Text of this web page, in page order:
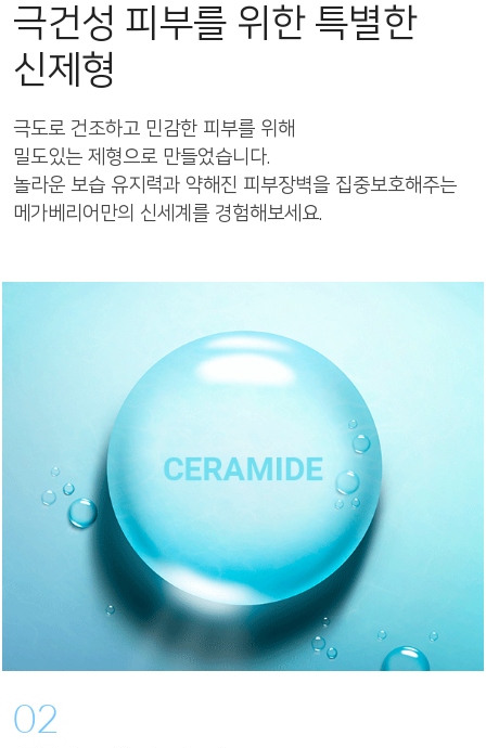
극건성 피부를 위한 특별한
신제형
극도로 건조하고 민감한 피부를 위해
밀도있는 제형으로 만들었습니다.
놀라운 보습 유지력과 약해진 피부장벽을 집중보호해주는
메가베리어만의 신세계를 경험해보세요.
02